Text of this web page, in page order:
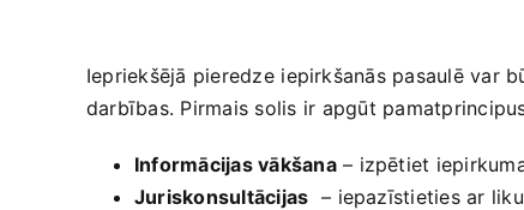
Iepriekšējā pieredze ⁢iepirkšanās‍ pasaulē var
darbības. Pirmais solis⁢ ir apgūt
Informācijas vākšana– izpētiet
Juriskonsultācijas
– iepazīstieties ​ar